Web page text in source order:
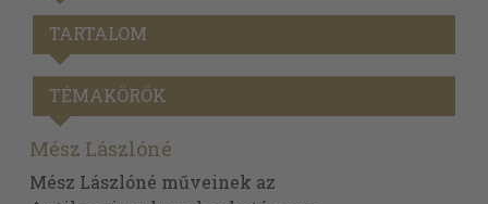
TARTALOM
TÉMAKÖRÖK
Mész Lászlóné
Mész Lászlóné műveinek az